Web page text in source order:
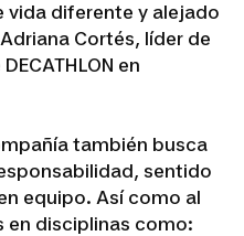
vida diferente y alejado
Cortés, líder de
en
también busca
sentido
equipo. Así como al
en disciplinas como: